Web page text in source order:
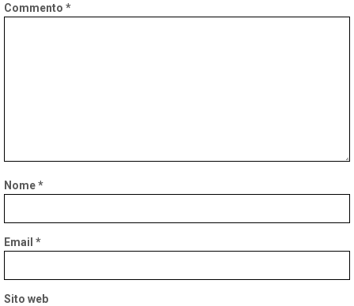
Commento *
Nome*
Email *
Sito web